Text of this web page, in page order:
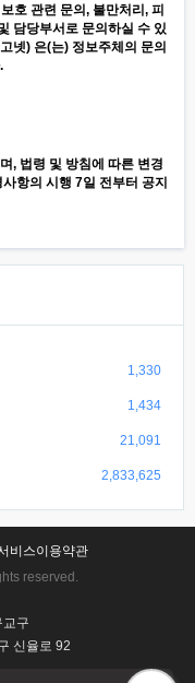
호 관련 문의, 불만처리, 피
담당부서로 문의하실 수 있
고넷) 은(는) 정보주체의 문의
, 법령 및 방침에 따른 변경
항의 시행 7일 전부터 공지
1,330
1,434
21,091
2,833,625
비스이용약관
reserved.
교구
신율로 92